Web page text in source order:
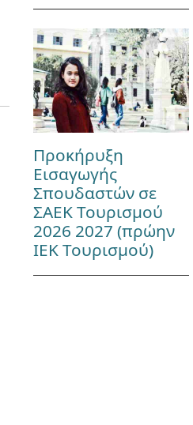
Προκήρυξη
Εισαγωγής
Σπουδαστών σε
ΣΑΕΚ Τουρισμού
2026 2027 (πρώην
ΙΕΚ Τουρισμού)